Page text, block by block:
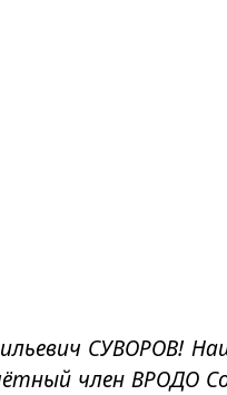
СУВОРОВ!
член ВРОДО